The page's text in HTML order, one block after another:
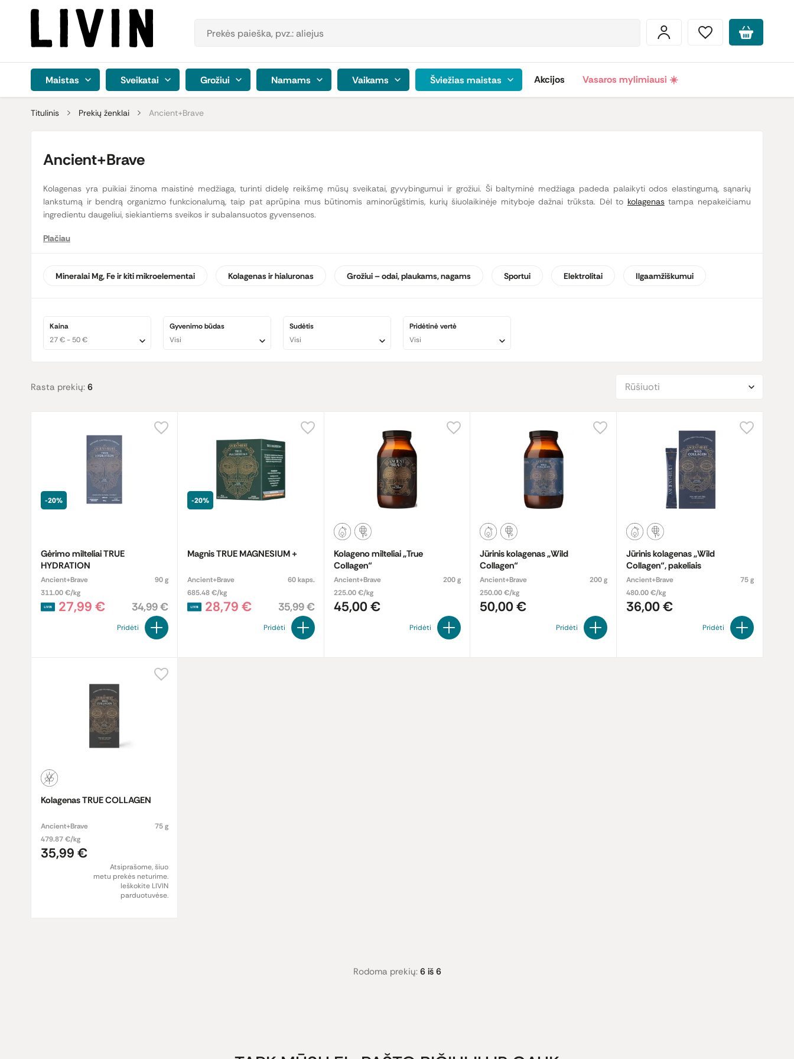
Maistas Sveikatai Grožiui Namams Vaikams Šviežias maistas Akcijos Vasaros mylimiausi ☀️
Titulinis Prekių ženklai Ancient+Brave
Ancient+Brave
Kolagenas yra puikiai žinoma maistinė medžiaga, turinti didelę reikšmę mūsų sveikatai, gyvybingumui ir grožiui. Ši baltyminė medžiaga padeda palaikyti odos elastingumą, sąnarių
lankstumą ir bendrą organizmo funkcionalumą, taip pat aprūpina mus būtinomis aminorūgštimis, kurių šiuolaikinėje mityboje dažnai trūksta. Dėl to kolagenastampa nepakeičiamu
ingredientu daugeliui, siekiantiems sveikos ir subalansuotos gyvensenos.
„Ancient + Brave“ produktai
Plačiau
Mineralai Mg, Fe ir kiti mikroelementai Kolagenas ir hialuronas Grožiui – odai, plaukams, nagams Sportui Elektrolitai Ilgaamžiškumui
Kaina
27 € - 50 €
Gyvenimo būdas
Visi
Sudėtis
Visi
Pridėtinė vertė
Visi
Rasta prekių: 6 Rūšiuoti
-20%
Gėrimo milteliai TRUE
HYDRATION
Ancient+Brave
90 g
311.00 €/kg
27,99 € 34,99 €
Pridėti
-20%
Magnis TRUE MAGNESIUM +
Ancient+Brave
60 kaps.
685.48 €/kg
28,79 € 35,99 €
Pridėti
Kolageno milteliai „True
Collagen“
Ancient+Brave
200 g
225.00 €/kg
45,00 €
Pridėti
Jūrinis kolagenas „Wild
Collagen“
Ancient+Brave
200 g
250.00 €/kg
50,00 €
Pridėti
Jūrinis kolagenas „Wild
Collagen“, pakeliais
Ancient+Brave
75 g
480.00 €/kg
36,00 €
Pridėti
Kolagenas TRUE COLLAGEN
Ancient+Brave
75 g
479.87 €/kg
35,99 €
Atsiprašome, šiuo
metu prekės neturime.
Ieškokite LIVIN
parduotuvėse.
Rodoma prekių: 6 iš 6